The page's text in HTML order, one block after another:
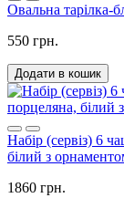
Овальна тарілка-
550 грн.
Додати в кошик
Набір (сервіз) 6
білий з
1860 грн.